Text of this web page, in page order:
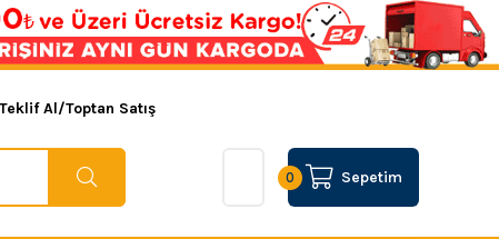
Teklif Al/Toptan Satış
Sepetim
0